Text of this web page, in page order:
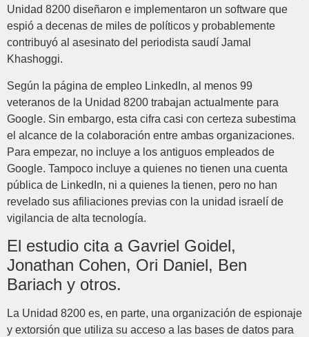
Unidad 8200 diseñaron e implementaron un software que
espió a decenas de miles de políticos y probablemente
contribuyó al asesinato del periodista saudí Jamal
Khashoggi.
Según la página de empleo LinkedIn, al menos 99
veteranos de la Unidad 8200 trabajan actualmente para
Google. Sin embargo, esta cifra casi con certeza subestima
el alcance de la colaboración entre ambas organizaciones.
Para empezar, no incluye a los antiguos empleados de
Google. Tampoco incluye a quienes no tienen una cuenta
pública de LinkedIn, ni a quienes la tienen, pero no han
revelado sus afiliaciones previas con la unidad israelí de
vigilancia de alta tecnología.
El estudio cita a Gavriel Goidel,
Jonathan Cohen, Ori Daniel, Ben
Bariach y otros.
La Unidad 8200 es, en parte, una organización de espionaje
y extorsión que utiliza su acceso a las bases de datos para